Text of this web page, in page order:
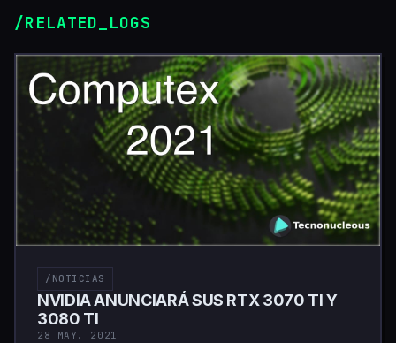
/RELATED_LOGS
/NOTICIAS
NVIDIA ANUNCIARÁ SUS RTX 3070 TI Y
3080 TI
28 MAY. 2021